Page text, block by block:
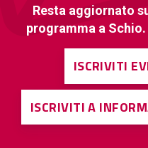
Resta aggiornato
programma a
ISCRIVITI
ISCRIVITI A